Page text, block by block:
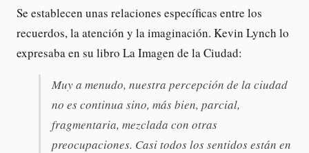
Se establecen unas relaciones específicas entre los
recuerdos, la atención y la imaginación. Kevin Lynch lo
expresaba en su libro La Imagen de la Ciudad:
Muy a menudo, nuestra percepción de la ciudad
no es continua sino, más bien, parcial,
fragmentaria, mezclada con otras
preocupaciones. Casi todos los sentidos están en